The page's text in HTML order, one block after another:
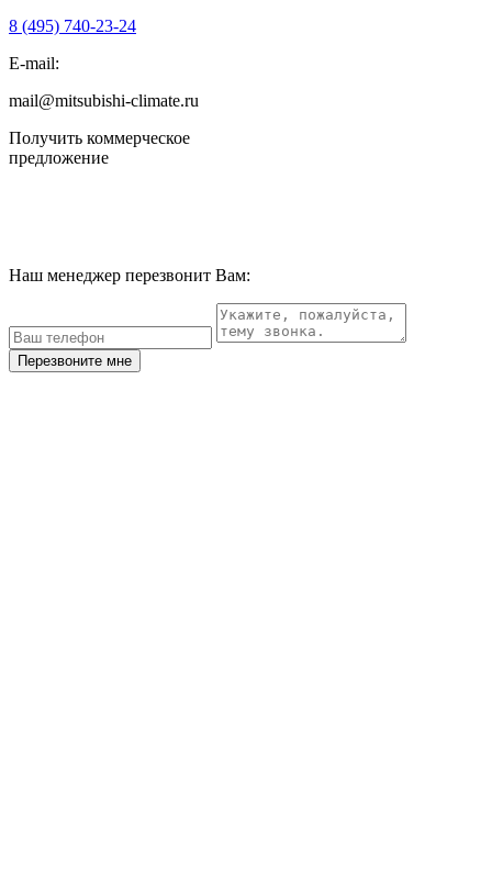
8 (495) 740-23-24
E-mail:
mail@mitsubishi-climate.ru
Получить коммерческое
предложение
Наш менеджер перезвонит Вам:
Перезвоните мне